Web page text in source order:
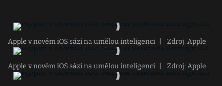
Apple v novém iOS sází na umělou inteligenci Zdroj: Apple
Apple v novém iOS sází na umělou inteligenci Zdroj: Apple